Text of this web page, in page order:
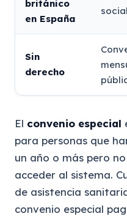
británico
en España
Sin
derecho
El convenio especial
para personas que
un año o más pero
acceder al sistema.
de asistencia
convenio especial